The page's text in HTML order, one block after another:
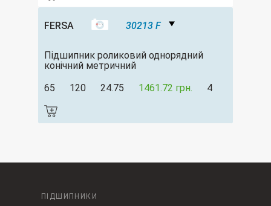
FERSA 30213 F
Підшипник роликовий однорядний
конічний метричний
65
120 24.75 1461.72 грн. 4
ПІДШИПНИКИ